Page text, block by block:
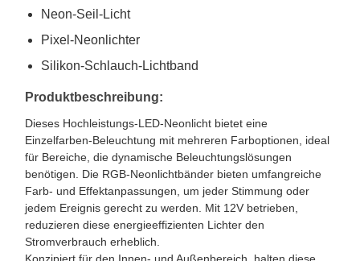
Neon-Seil-Licht
Pixel-Neonlichter
Silikon-Schlauch-Lichtband
Produktbeschreibung:
Dieses Hochleistungs-LED-Neonlicht bietet eine
Einzelfarben-Beleuchtung mit mehreren Farboptionen, ideal
für Bereiche, die dynamische Beleuchtungslösungen
benötigen. Die RGB-Neonlichtbänder bieten umfangreiche
Farb- und Effektanpassungen, um jeder Stimmung oder
jedem Ereignis gerecht zu werden. Mit 12V betrieben,
reduzieren diese energieeffizienten Lichter den
Stromverbrauch erheblich.